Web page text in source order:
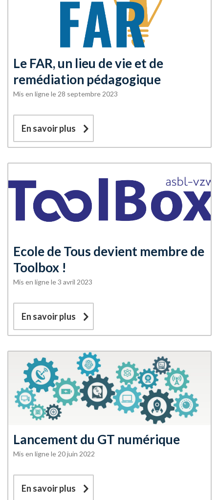
Le FAR, un lieu de vie et de
remédiation pédagogique
Mis en ligne le 28 septembre 2023
En savoir plus
Ecole de Tous devient membre de
Toolbox !
Mis en ligne le 3 avril 2023
En savoir plus
Lancement du GT numérique
Mis en ligne le 20 juin 2022
En savoir plus